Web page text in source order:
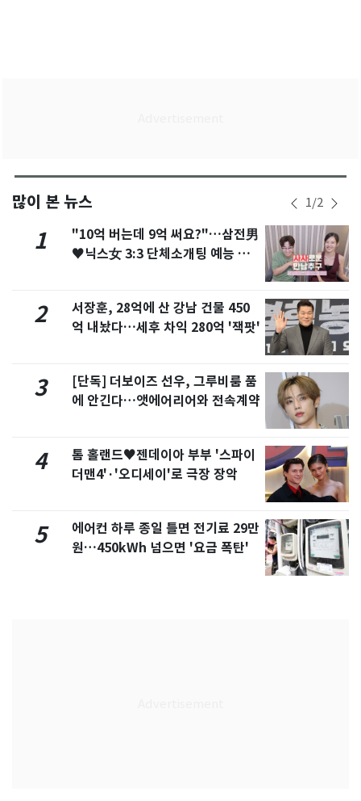
많이 본 뉴스 1/2
1
"10억 버는데 9억 써요?"…삼전男
♥닉스女 3:3 단체소개팅 예능 화
2
서장훈, 28억에 산 강남 건물 450
억 내놨다…세후 차익 280억 '잭팟'
3
[단독] 더보이즈 선우, 그루비룸 품
에 안긴다…앳에어리어와 전속계약
4
톰 홀랜드♥젠데이아 부부 '스파이
더맨4'·'오디세이'로 극장 장악
5
에어컨 하루 종일 틀면 전기료 29만
원…450kWh 넘으면 '요금 폭탄'